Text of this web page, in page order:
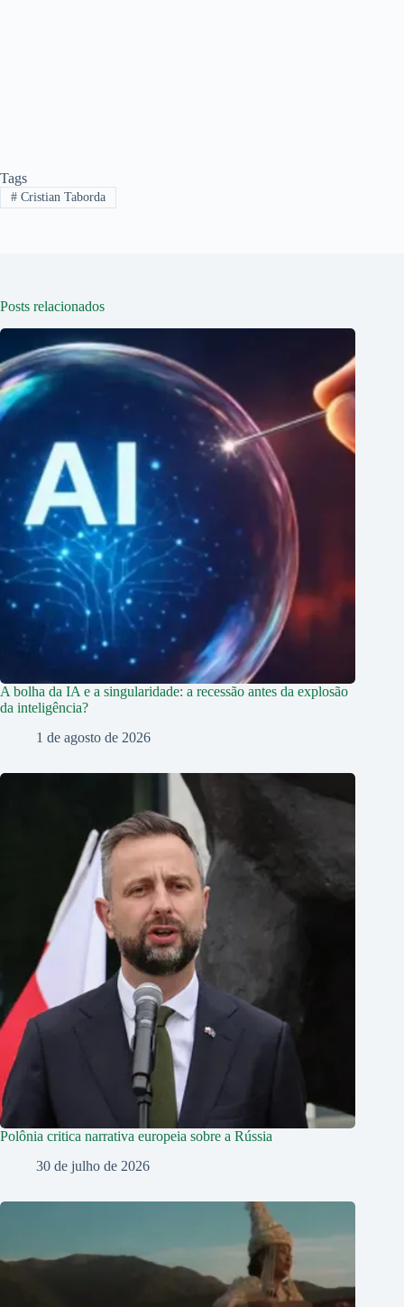
Tags
#Cristian Taborda
Posts relacionados
A bolha da IA e a singularidade: a recessão antes da explosão
da inteligência?
1 de agosto de 2026
Polônia critica narrativa europeia sobre a Rússia
30 de julho de 2026